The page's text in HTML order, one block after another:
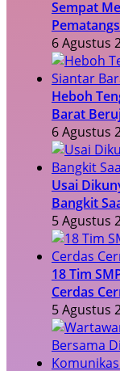
Sempat
6 Agustus
Heboh
Barat
6 Agustus
Usai
Bangkit
5 Agustus
18 Tim
Cerdas
5 Agustus